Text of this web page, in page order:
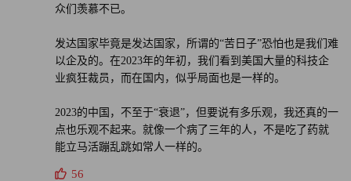
合作与发展组织是致力于促进全球贸易和经济增长的政府间
经合组织在2022年11月发布的最新经济前景展望报告预测，
度最大的富裕国家。（财富中文网）
译者：刘进龙
众们羡慕不已。
发达国家毕竟是发达国家，所谓的“苦日子”恐怕也是我们难
以企及的。在2023年的年初，我们看到美国大量的科技企
业疯狂裁员，而在国内，似乎局面也是一样的。
2023的中国，不至于“衰退”，但要说有多乐观，我还真的一
点也乐观不起来。就像一个病了三年的人，不是吃了药就
能立马活蹦乱跳如常人一样的。
56